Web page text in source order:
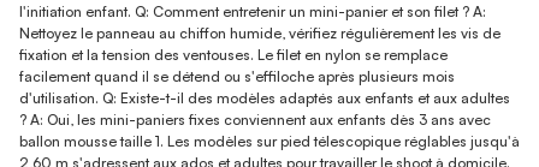
l'initiation enfant. Q: Comment entretenir un mini-panier et son filet ? A:
Nettoyez le panneau au chiffon humide, vérifiez régulièrement les vis de
fixation et la tension des ventouses. Le filet en nylon se remplace
facilement quand il se détend ou s'effiloche après plusieurs mois
d'utilisation. Q: Existe-t-il des modèles adaptés aux enfants et aux adultes
? A: Oui, les mini-paniers fixes conviennent aux enfants dès 3 ans avec
ballon mousse taille 1. Les modèles sur pied télescopique réglables jusqu'à
2,60 m s'adressent aux ados et adultes pour travailler le shoot à domicile.